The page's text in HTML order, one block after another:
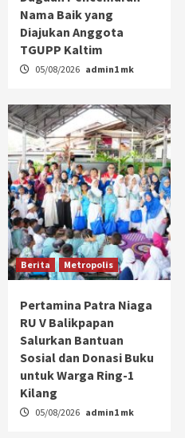
Nama Baik yang
Diajukan Anggota
TGUPP Kaltim
05/08/2026 admin1 mk
Berita Metropolis
Pertamina Patra Niaga
RU V Balikpapan
Salurkan Bantuan
Sosial dan Donasi Buku
untuk Warga Ring-1
Kilang
05/08/2026 admin1 mk